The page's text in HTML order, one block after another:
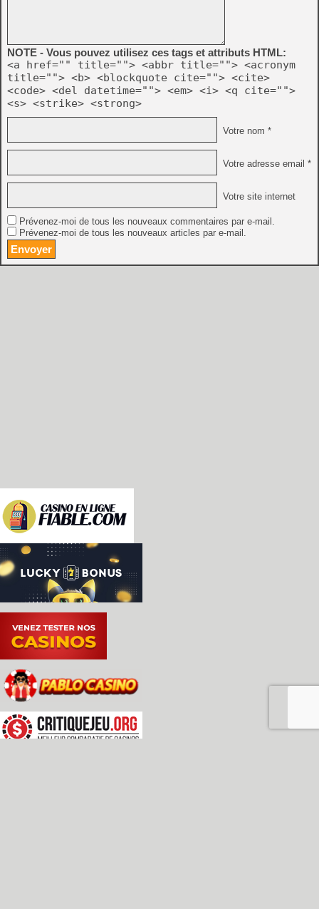
NOTE - Vous pouvez utilisez ces tags et attributs HTML:
<a href="" title=""> <abbr title=""> <acronym
title=""> <b> <blockquote cite=""> <cite>
<code> <del datetime=""> <em> <i> <q cite="">
<s> <strike> <strong>
Votre nom *
Votre adresse email *
Votre site internet
Prévenez-moi de tous les nouveaux commentaires par e-mail.
Prévenez-moi de tous les nouveaux articles par e-mail.